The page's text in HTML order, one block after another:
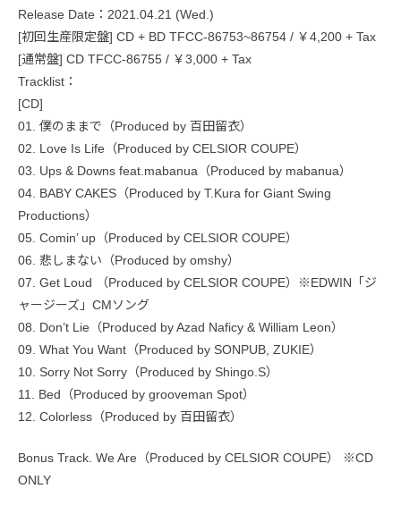
Release Date：2021.04.21 (Wed.)
[初回生産限定盤] CD + BD TFCC-86753~86754 / ￥4,200 + Tax
[通常盤] CD TFCC-86755 / ￥3,000 + Tax
Tracklist：
[CD]
01. 僕のままで（Produced by 百田留衣）
02. Love Is Life（Produced by CELSIOR COUPE）
03. Ups & Downs feat.mabanua（Produced by mabanua）
04. BABY CAKES（Produced by T.Kura for Giant Swing
Productions）
05. Comin’ up（Produced by CELSIOR COUPE）
06. 悲しまない（Produced by omshy）
07. Get Loud （Produced by CELSIOR COUPE）※EDWIN「ジ
ャージーズ」CMソング
08. Don’t Lie（Produced by Azad Naficy & William Leon）
09. What You Want（Produced by SONPUB, ZUKIE）
10. Sorry Not Sorry（Produced by Shingo.S）
11. Bed（Produced by grooveman Spot）
12. Colorless（Produced by 百田留衣）
Bonus Track. We Are（Produced by CELSIOR COUPE） ※CD
ONLY